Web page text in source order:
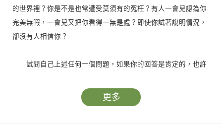
的世界裡？你是不是也常遭受莫須有的冤枉？有人一會兒認為你
完美無暇，一會兒又把你看得一無是處？即使你試著說明情況，
卻沒有人相信你？
試問自己上述任何一個問題，如果你的回答是肯定的，也許
和邊緣人格者相處，就像行走鋼索上，時刻都得戰戰兢兢，
更多